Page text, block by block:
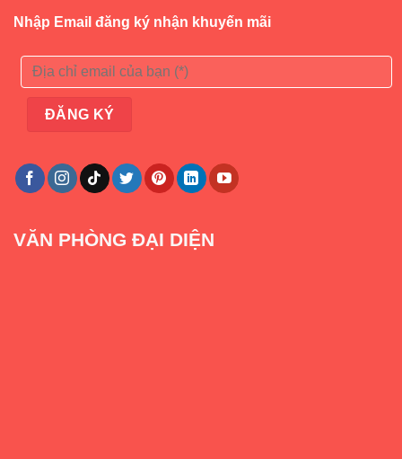
Nhập Email đăng ký nhận khuyến mãi
VĂN PHÒNG ĐẠI DIỆN